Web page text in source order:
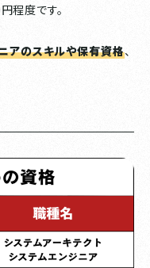
程度です。
アのスキルや保有資格、